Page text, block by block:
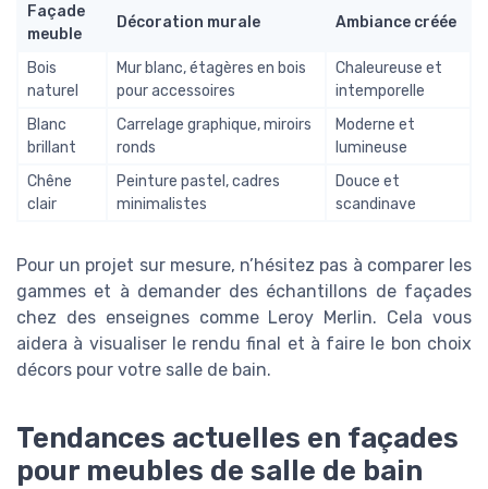
Façade
meuble
Décoration murale Ambiance créée
Bois
naturel
Mur blanc, étagères en bois
pour accessoires
Chaleureuse et
intemporelle
Blanc
brillant
Carrelage graphique, miroirs
ronds
Moderne et
lumineuse
Chêne
clair
Peinture pastel, cadres
minimalistes
Douce et
scandinave
Pour un projet sur mesure, n’hésitez pas à comparer les
gammes et à demander des échantillons de façades
chez des enseignes comme Leroy Merlin. Cela vous
aidera à visualiser le rendu final et à faire le bon choix
décors pour votre salle de bain.
Tendances actuelles en façades
pour meubles de salle de bain